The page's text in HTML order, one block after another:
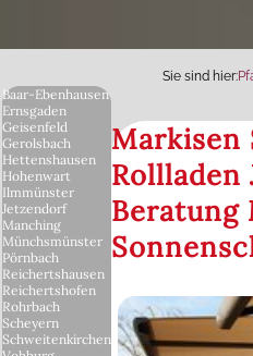
Sie sind hier:
Markisen
Rollladen
Beratung
Baar-Ebenhausen
Ernsgaden
Geisenfeld
Gerolsbach
Hettenshausen
Hohenwart
Ilmmünster
Jetzendorf
Manching
Münchsmünster
Pörnbach
Reichertshausen
Reichertshofen
Rohrbach
Scheyern
Schweitenkirchen